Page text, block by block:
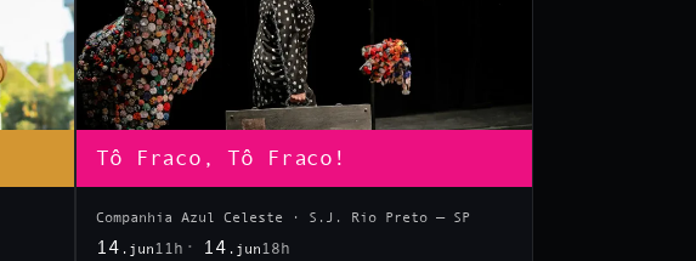
Tô Fraco, Tô Fraco!
Companhia Azul Celeste · S.J. Rio Preto — SP
14 .jun11h 14 .jun18h